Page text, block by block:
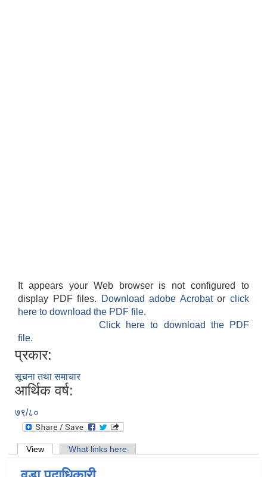
It appears your Web browser is not configured to
display PDF files.
Download adobe Acrobatorclick
here to download the PDF file.
Click here to download the PDF
file.
प्रकार:
सूचना तथा समाचार
आर्थिक वर्ष:
७९/८०
Primary tabs
View (active tab)What links here